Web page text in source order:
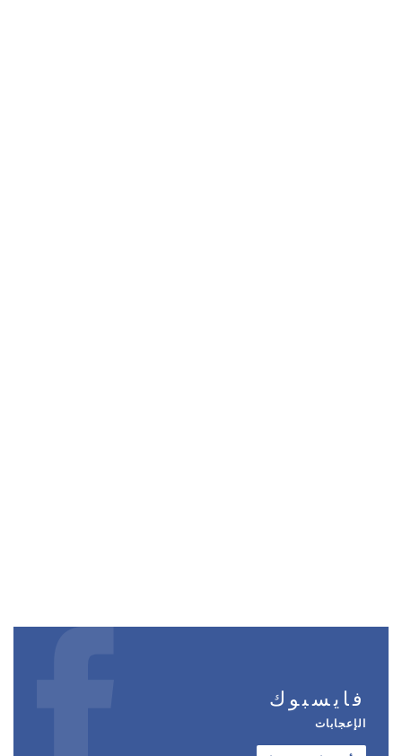
فايسبوك
الإعجابات